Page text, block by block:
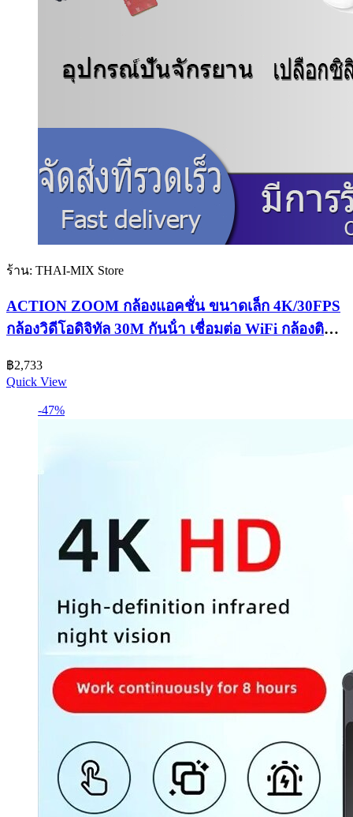
ร้าน: THAI-MIX Store
ACTION ZOOM กล้องแอคชั่น ขนาดเล็ก 4K/30FPS
กล้องวิดีโอดิจิทัล 30M กันน้ํา เชื่อมต่อ WiFi กล้องติด
฿2,733
Quick View
-47%